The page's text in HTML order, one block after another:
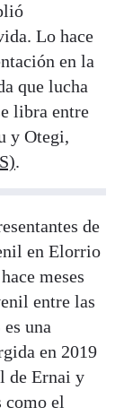
Lo hace
en la
que lucha
libra entre
y Otegi,
.
de
en Elorrio
meses
entre las
una
en 2019
de Ernai y
como el